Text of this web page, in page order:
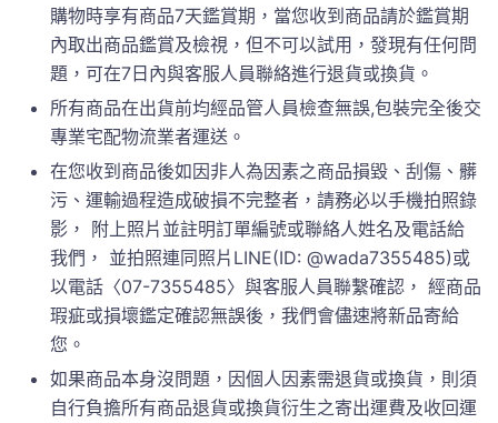
購物時享有商品7天鑑賞期，當您收到商品請於鑑賞期
內取出商品鑑賞及檢視，但不可以試用，發現有任何問
題，可在7日內與客服人員聯絡進行退貨或換貨。
所有商品在出貨前均經品管人員檢查無誤,包裝完全後交
專業宅配物流業者運送。
在您收到商品後如因非人為因素之商品損毀、刮傷、髒
污、運輸過程造成破損不完整者，請務必以手機拍照錄
影， 附上照片並註明訂單編號或聯絡人姓名及電話給
我們， 並拍照連同照片LINE(ID: @wada7355485)或
以電話〈07-7355485〉與客服人員聯繫確認， 經商品
瑕疵或損壞鑑定確認無誤後，我們會儘速將新品寄給
您。
如果商品本身沒問題，因個人因素需退貨或換貨，則須
自行負擔所有商品退貨或換貨衍生之寄出運費及收回運